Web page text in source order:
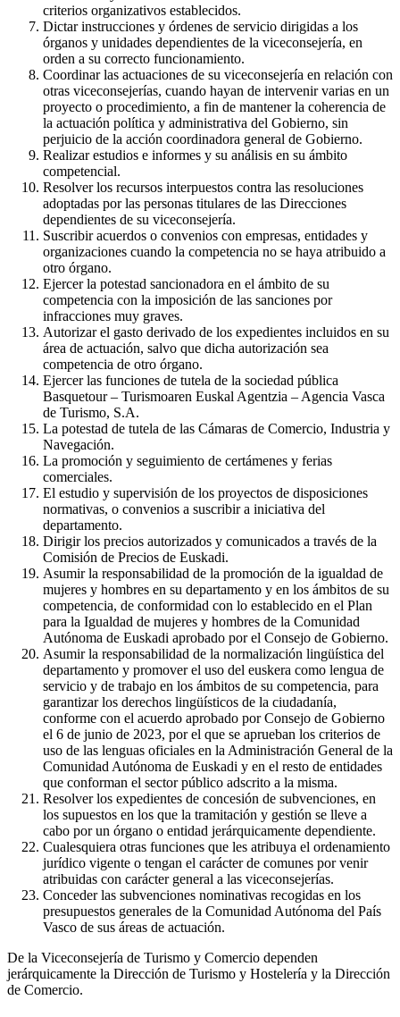
criterios organizativos establecidos.
Dictar instrucciones y órdenes de servicio dirigidas a los
órganos y unidades dependientes de la viceconsejería, en
orden a su correcto funcionamiento.
Coordinar las actuaciones de su viceconsejería en relación con
otras viceconsejerías, cuando hayan de intervenir varias en un
proyecto o procedimiento, a fin de mantener la coherencia de
la actuación política y administrativa del Gobierno, sin
perjuicio de la acción coordinadora general de Gobierno.
Realizar estudios e informes y su análisis en su ámbito
competencial.
Resolver los recursos interpuestos contra las resoluciones
adoptadas por las personas titulares de las Direcciones
dependientes de su viceconsejería.
Suscribir acuerdos o convenios con empresas, entidades y
organizaciones cuando la competencia no se haya atribuido a
otro órgano.
Ejercer la potestad sancionadora en el ámbito de su
competencia con la imposición de las sanciones por
infracciones muy graves.
Autorizar el gasto derivado de los expedientes incluidos en su
área de actuación, salvo que dicha autorización sea
competencia de otro órgano.
Ejercer las funciones de tutela de la sociedad pública
Basquetour – Turismoaren Euskal Agentzia – Agencia Vasca
de Turismo, S.A.
La potestad de tutela de las Cámaras de Comercio, Industria y
Navegación.
La promoción y seguimiento de certámenes y ferias
comerciales.
El estudio y supervisión de los proyectos de disposiciones
normativas, o convenios a suscribir a iniciativa del
departamento.
Dirigir los precios autorizados y comunicados a través de la
Comisión de Precios de Euskadi.
Asumir la responsabilidad de la promoción de la igualdad de
mujeres y hombres en su departamento y en los ámbitos de su
competencia, de conformidad con lo establecido en el Plan
para la Igualdad de mujeres y hombres de la Comunidad
Autónoma de Euskadi aprobado por el Consejo de Gobierno.
Asumir la responsabilidad de la normalización lingüística del
departamento y promover el uso del euskera como lengua de
servicio y de trabajo en los ámbitos de su competencia, para
garantizar los derechos lingüísticos de la ciudadanía,
conforme con el acuerdo aprobado por Consejo de Gobierno
el 6 de junio de 2023, por el que se aprueban los criterios de
uso de las lenguas oficiales en la Administración General de la
Comunidad Autónoma de Euskadi y en el resto de entidades
que conforman el sector público adscrito a la misma.
Resolver los expedientes de concesión de subvenciones, en
los supuestos en los que la tramitación y gestión se lleve a
cabo por un órgano o entidad jerárquicamente dependiente.
Cualesquiera otras funciones que les atribuya el ordenamiento
jurídico vigente o tengan el carácter de comunes por venir
atribuidas con carácter general a las viceconsejerías.
Conceder las subvenciones nominativas recogidas en los
presupuestos generales de la Comunidad Autónoma del País
Vasco de sus áreas de actuación.
De la Viceconsejería de Turismo y Comercio dependen
jerárquicamente la Dirección de Turismo y Hostelería y la Dirección
de Comercio.